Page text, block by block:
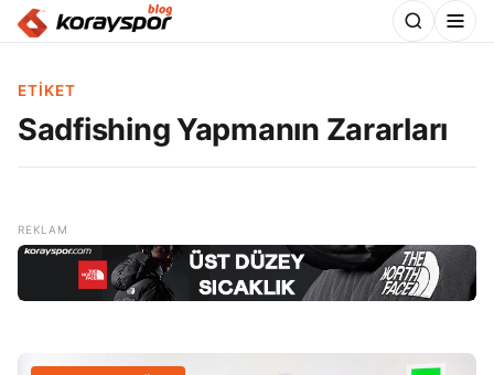
ETIKET
Sadfishing Yapmanın Zararları